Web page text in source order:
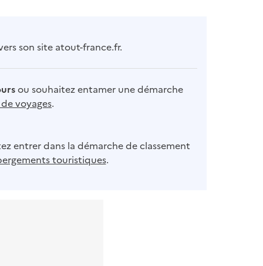
son site atout-france.fr.
ou souhaitez entamer une démarche
voyages.
entrer dans la démarche de classement
touristiques.